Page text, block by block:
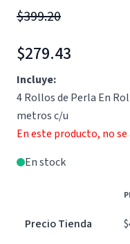
$399.20
$279.43
Incluye:
4 Rollos de Perla En
metros c/u
En este producto, no
En stock
Precio Tienda